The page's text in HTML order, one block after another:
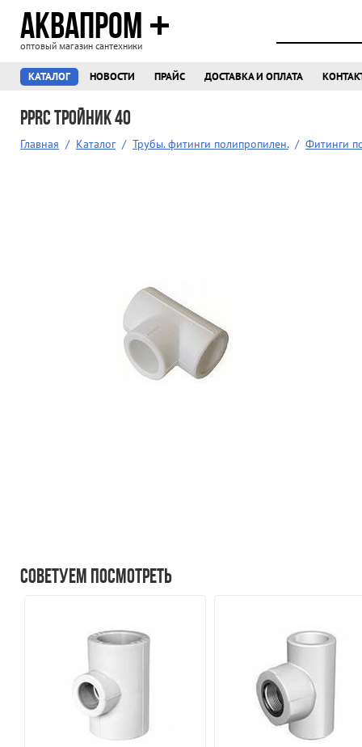
АКВАПРОМ
оптовый магазин сантехники
КАТАЛОГ НОВОСТИ ПРАЙС ДОСТАВКА И ОПЛАТА
PPRC Тройник 40
Главная / Каталог / Трубы. фитинги полипропилен. / Фитинги
Советуем посмотреть